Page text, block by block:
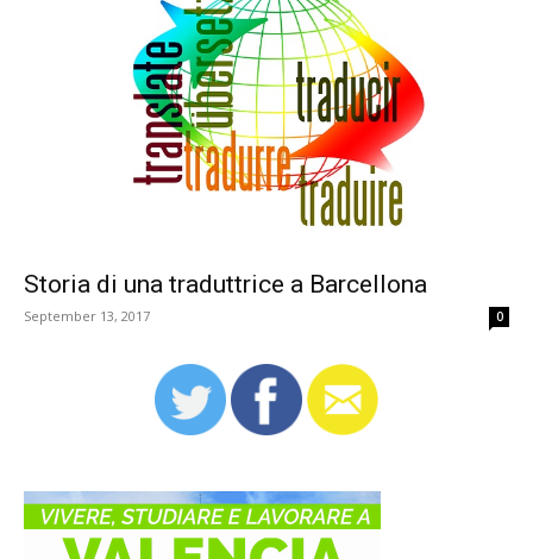
Storia di una traduttrice a Barcellona
September 13, 2017 0